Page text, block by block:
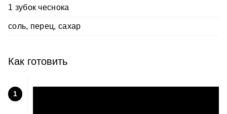
1 зубок чеснока
соль, перец, сахар
Как готовить
1